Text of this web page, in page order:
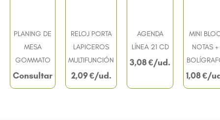
PLANING DE
MESA
GOMMATO
Consultar
RELOJ PORTA
LAPICEROS
MULTIFUNCIÓN
2,09€
AGENDA
LÍNEA 21 CD
3,08€
MINI
NOTAS +
1,08€